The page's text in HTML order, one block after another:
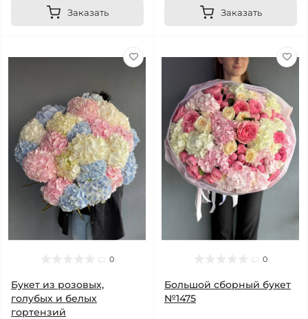
Заказать Заказать
0
Букет из розовых,
голубых и белых
гортензий
0
Большой сборный букет
№1475